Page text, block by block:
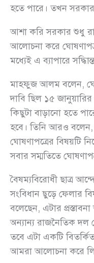
হতে পারে। তখন সরকার
আশা করি সরকার শুধু
আলোচনা করে
মধ্যেই এ ব্যাপারে
মাহফুজ আলম বলেন,
দাবি ছিল ১৫
কিছুটা বাড়ানো হতে
হবে। তিনি আরও
ঘোষণাপত্রের বিষয়টি
সবার সম্মতিতে
বৈষম্যবিরোধী ছাত্র
সংবিধান ছুড়ে ফেলার
বলেছেন, এটার
অন্যান্য রাজনৈতিক দল
তবে এটা একটি
আমরা আলোচনা করে